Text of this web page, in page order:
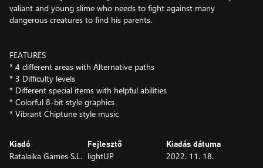
valiant and young slime who needs to fight against many
dangerous creatures to find his parents.
FEATURES
* 4 different areas with Alternative paths
* 3 Difficulty levels
* Different special items with helpful abilities
* Colorful 8-bit style graphics
* Vibrant Chiptune style music
Kiadó
Ratalaika Games S.L.
Fejlesztő
lightUP
Kiadás dátuma
2022. 11. 18.